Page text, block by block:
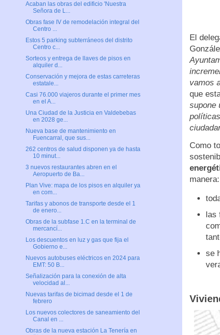
El
vamos
que
supone
Como
manera:
las
se
Acaban las obras del edificio 'Nuestra
Señora de L...
Obras fase IV de remodelación integral del
Centro ...
Estos 5 parking subterráneos del distrito
Centro c...
Sorteos y entrega de llaves de pisos en
alquiler d...
Conservación y mejora de estas carreteras
estatale...
Casi 76.000 viajeros durante el primer mes
en el A...
Una Ciudad de la Justicia en Valdebebas
en 2028 ge...
Nueva base de mantenimiento en
Fuencarral, que sus...
262 centros de salud disponen ya de hasta
10 minut...
3 nuevos restaurantes abren en el
Aeropuerto de Ba...
Plan Vive: mapa de los pisos en alquiler ya
en com...
Tarifas y abonos de transporte desde el 1
de enero...
Obras de la subfase 1.C en la terminal de
mercancí...
Los descuentos en luz y gas que fija el
Gobierno e...
Nuevos autobuses eléctricos en 2024 para
EMT: 50 B...
Señalización para la conexión de alta
velocidad al...
Nuevas tarifas de bicimad desde el 1 de
febrero
Los nuevos colectores de saneamiento del
Canal en ...
Obras de la nueva estación La Tenería en